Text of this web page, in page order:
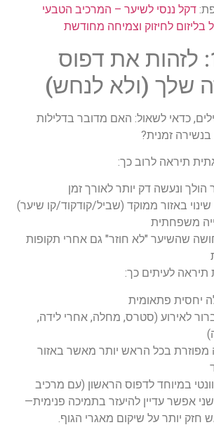
: דקל ננסי לשיער – המרכיב הטבעי
בליזום לחיזוק וצמיחה מחודשת
שלב 1: לזהות את דפוס
שלך (ולא לנחש)
כדאי לשאול: האם מדובר בדלילות
בנשירה זמנית?
תיראה לרוב כך:
הולך ונעשה דק יותר לאורך זמן
שינוי באזור ממוקד (שביל/קודקוד/קו שיער)
משפחתית
שהשיער "לא חוזר" גם אחרי תקופות
תיראה לעיתים כך:
יחסית פתאומית
לאירוע (סטרס, מחלה, אחרי לידה,
מפוזרת בכל הראש יותר מאשר באזור
במיוחד לדפוס הראשון (עם מרכיב
אפשר עדיין להיעזר בתמיכה פנימית—
חזק יותר על שיקום מאגרי הגוף